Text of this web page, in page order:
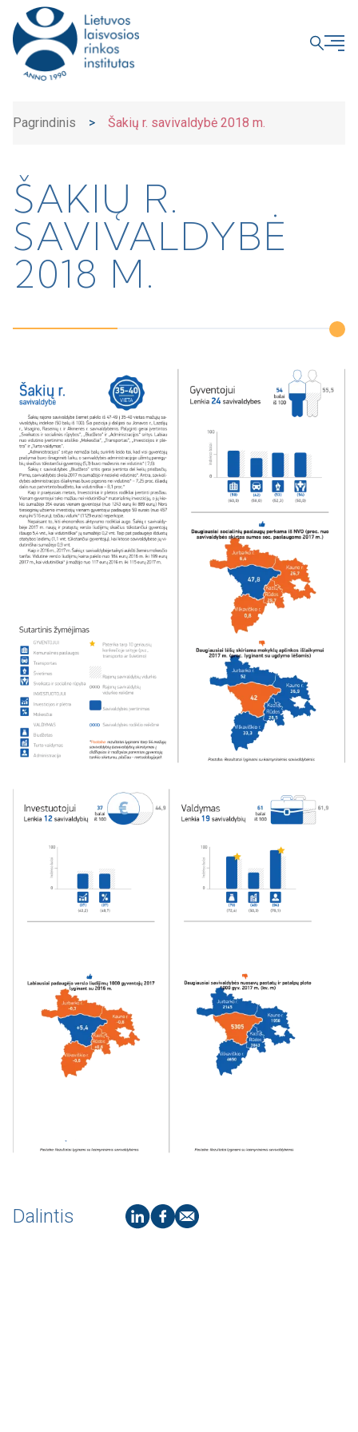
Pagrindinis > Šakių r. savivaldybė 2018 m.
ŠAKIŲ R.
SAVIVALDYBĖ
2018 M.
Dalintis
UŽDARYTI